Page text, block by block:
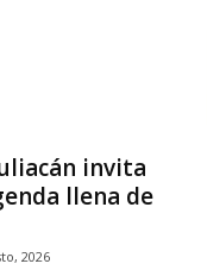
invita
llena de
2026